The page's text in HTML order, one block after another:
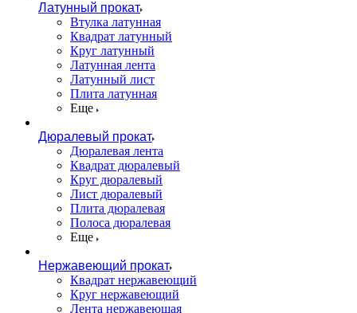
Латунный прокат
Втулка латунная
Квадрат латунный
Круг латунный
Латунная лента
Латунный лист
Плита латунная
Еще
Дюралевый прокат
Дюралевая лента
Квадрат дюралевый
Круг дюралевый
Лист дюралевый
Плита дюралевая
Полоса дюралевая
Еще
Нержавеющий прокат
Квадрат нержавеющий
Круг нержавеющий
Лента нержавеющая